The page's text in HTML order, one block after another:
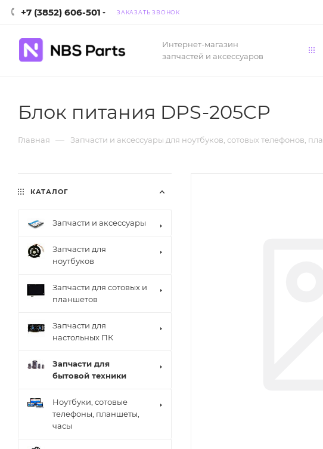
+7 (3852) 606-501 ЗАКАЗАТЬ ЗВОНОК
Интернет-магазин
запчастей и аксессуаров
Блок питания DPS-205CP
Главная — Запчасти и аксессуары для ноутбуков, сотовых телефонов,
КАТАЛОГ
Запчасти и аксессуары
Запчасти для
ноутбуков
Запчасти для сотовых и
планшетов
Запчасти для
настольных ПК
Запчасти для
бытовой техники
Ноутбуки, сотовые
телефоны, планшеты,
часы